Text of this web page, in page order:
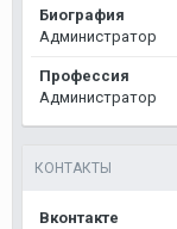
Биография
Администратор
Профессия
Администратор
КОНТАКТЫ
Вконтакте